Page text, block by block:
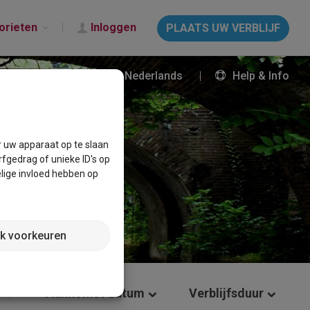
Inloggen PLAATS UW VERBLIJF
Nederlands Help & Info
Aankomst datum Verblijfsduur
apparaat op te slaan
of unieke ID's op
invloed hebben op
voorkeuren